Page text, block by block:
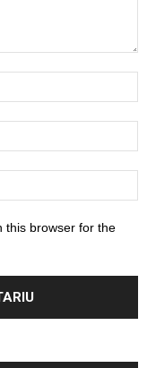
this browser for the